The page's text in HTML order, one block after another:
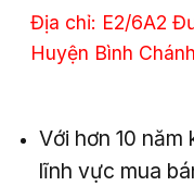
Địa chỉ: E2/6A2
Huyện Bình
Với hơn 10
lĩnh vực mua